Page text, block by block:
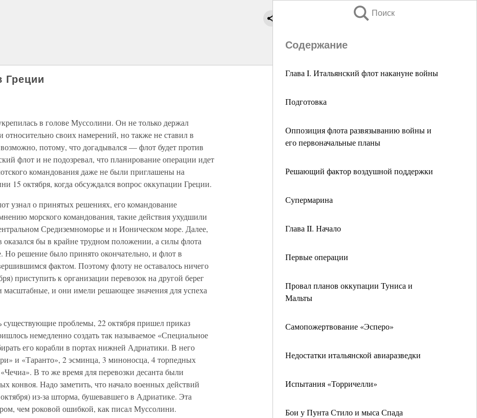
Поиск
Содержание
Глава I. Итальянский флот накануне войны
Подготовка
Оппозиция флота развязыванию войны и
его первоначальные планы
Решающий фактор воздушной поддержки
Супермарина
Глава II. Начало
Первые операции
Провал планов оккупации Туниса и
Мальты
Самопожертвование «Эсперо»
Недостатки итальянской авиаразведки
Испытания «Торричелли»
Бои у Пунта Стило и мыса Спада
Греции
в голове Муссолини. Он не только держал
относительно своих намерений, но также не ставил в
потому, что догадывался — флот будет против
флот и не подозревал, что планирование операции идет
командования даже не были приглашены на
15 октября, когда обсуждался вопрос оккупации Греции.
узнал о принятых решениях, его командование
морского командования, такие действия ухудшили
Средиземноморье и н Ионическом море. Далее,
оказался бы в крайне трудном положении, а силы флота
решение было принято окончательно, и флот в
фактом. Поэтому флоту не оставалось ничего
приступить к организации перевозок на другой берег
и они имели решающее значения для успеха
существующие проблемы, 22 октября пришел приказ
немедленно создать так называемое «Специальное
его корабли в портах нижней Адриатики. В него
и «Таранто», 2 эсминца, 3 миноносца, 4 торпедных
В то же время для перевозки десанта были
конвоя. Надо заметить, что начало военных действий
из-за шторма, бушевавшего в Адриатике. Эта
чем роковой ошибкой, как писал Муссолини.